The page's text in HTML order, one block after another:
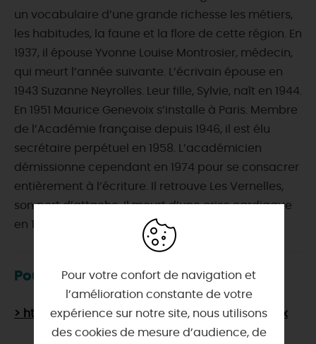
un vocabulaire d’une grande richesse les métiers,
les habitudes, la faune et la flore de cette région. En
1937, il épouse Yvonne Louise Montrosier, médecin,
qui meurt l’année suivante. L’écrivain épouse en
1943 Suzanne Neyrolles. Leur fille, Sylvie, naît en 1944.
En 1951 Maurice Genevoix s’installe à Paris. Membre
de l’Académie française depuis 1946, il est élu
secrétaire perpétuel en 1958. L’académicien
démissionne cependant en 1974 pour se consacrer
entièrement à l’écriture. Il retrouve Les Vernelles,
son port d’attache. Il meurt d’une crise cardiaque
en 1980. Il entre en 2020 au Panthéon.
Pour en savoir plus
> https://fr.wikipedia.org/wiki/Maurice_Genevoix
Pour votre confort de navigation et
l’amélioration constante de votre
expérience sur notre site, nous utilisons
des cookies de mesure d’audience, de